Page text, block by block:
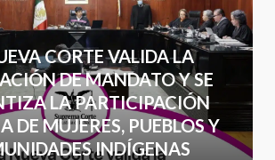
CORTE VALIDA LA
DE MANDATO Y SE
LA PARTICIPACIÓN
DE MUJERES, PUEBLOS Y
INDÍGENAS